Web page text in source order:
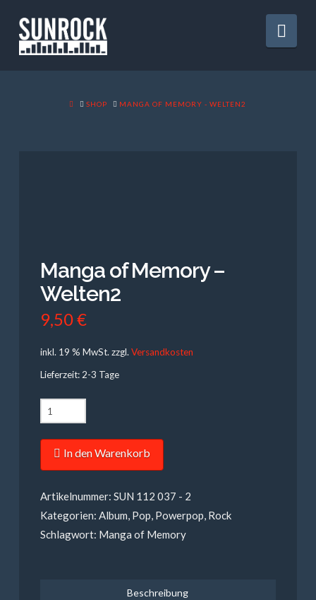
HOME
SHOP MANGA OF MEMORY - WELTEN2
Manga of Memory –
Welten2
9,50€
inkl. 19 % MwSt.zzgl.Versandkosten
Lieferzeit: 2-3 Tage
Manga
of
Menge
In den Warenkorb
Artikelnummer: SUN 112 037 - 2
Kategorien: Album, Pop, Powerpop, Rock
Schlagwort: Manga of Memory
Beschreibung